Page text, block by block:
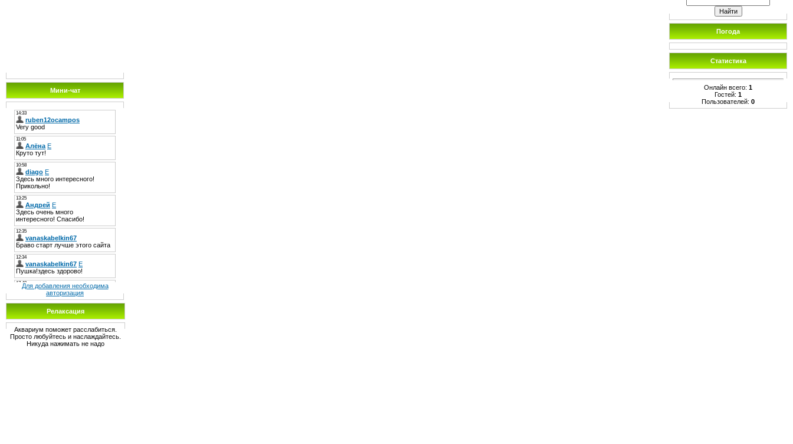
Мини-чат
Для добавления необходима
авторизация
Релаксация
Аквариум поможет расслабиться.
Просто любуйтесь и наслаждайтесь.
Никуда нажимать не надо
Погода
Статистика
Онлайн всего: 1
Гостей: 1
Пользователей: 0